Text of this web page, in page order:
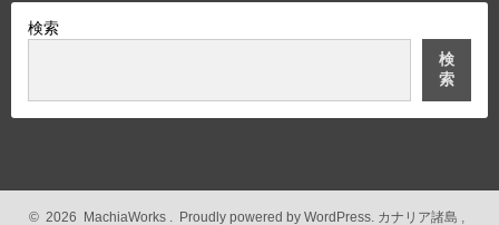
検索
検
索
© 2026 MachiaWorks . Proudly powered by WordPress. カナリア諸島 ,